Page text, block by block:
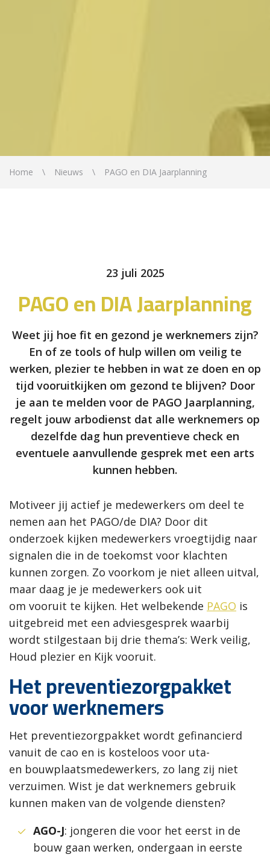
Home Nieuws PAGO en DIA Jaarplanning
23 juli 2025
PAGO en DIA Jaarplanning
Weet jij hoe fit en gezond je werknemers zijn?
En of ze tools of hulp willen om veilig te
werken, plezier te hebben in wat ze doen en op
tijd vooruitkijken om gezond te blijven? Door
je aan te melden voor de PAGO Jaarplanning,
regelt jouw arbodienst dat alle werknemers op
dezelfde dag hun preventieve check en
eventuele aanvullende gesprek met een arts
kunnen hebben.
Motiveer jij actief je medewerkers om deel te
nemen aan het PAGO/de DIA? Door dit
onderzoek kijken medewerkers vroegtijdig naar
signalen die in de toekomst voor klachten
kunnen zorgen. Zo voorkom je niet alleen uitval,
maar daag je je medewerkers ook uit
om vooruit te kijken. Het welbekende PAGO is
uitgebreid met een adviesgesprek waarbij
wordt stilgestaan bij drie thema’s: Werk veilig,
Houd plezier en Kijk vooruit.
Het preventiezorgpakket
voor werknemers
Het preventiezorgpakket wordt gefinancierd
vanuit de cao en is kosteloos voor uta-
en bouwplaatsmedewerkers, zo lang zij niet
verzuimen. Wist je dat werknemers gebruik
kunnen maken van de volgende diensten?
AGO-J: jongeren die voor het eerst in de
bouw gaan werken, ondergaan in eerste